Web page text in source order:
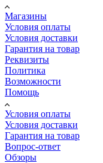
Магазины
Условия оплаты
Условия доставки
Гарантия на товар
Реквизиты
Политика
Возможности
Помощь
Условия оплаты
Условия доставки
Гарантия на товар
Вопрос-ответ
Обзоры